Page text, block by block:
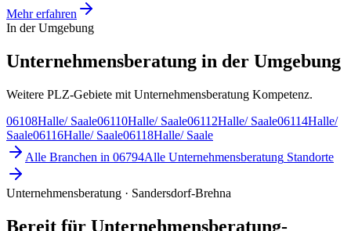
Mehr erfahren
In der Umgebung
Unternehmensberatung in der Umgebung
Weitere PLZ-Gebiete mit Unternehmensberatung Kompetenz.
06108Halle/ Saale06110Halle/ Saale06112Halle/ Saale06114Halle/
Saale06116Halle/ Saale06118Halle/ Saale
Alle Branchen in 06794Alle Unternehmensberatung Standorte
Unternehmensberatung · Sandersdorf-Brehna
Bereit für Unternehmensberatung-